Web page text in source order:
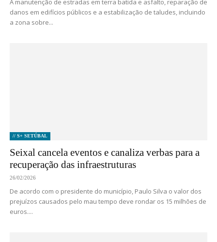
A manutenção de estradas em terra batida e asfalto, reparação de
danos em edifícios públicos e a estabilização de taludes, incluindo
a zona sobre...
// S+ SETÚBAL
Seixal cancela eventos e canaliza verbas para a
recuperação das infraestruturas
26/02/2026
De acordo com o presidente do município, Paulo Silva o valor dos
prejuízos causados pelo mau tempo deve rondar os 15 milhões de
euros....